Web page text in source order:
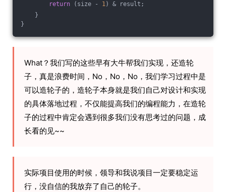
return (size - 1) & result;
}
}
What？我们写的这些早有大牛帮我们实现，还造轮
子，真是浪费时间，No，No，No，我们学习过程中是
可以造轮子的，造轮子本身就是我们自己对设计和实现
的具体落地过程，不仅能提高我们的编程能力，在造轮
子的过程中肯定会遇到很多我们没有思考过的问题，成
长看的见~~
实际项目使用的时候，领导和我说项目一定要稳定运
行，没自信的我放弃了自己的轮子。